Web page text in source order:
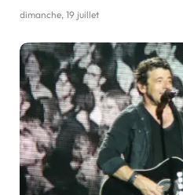
dimanche, 19 juillet